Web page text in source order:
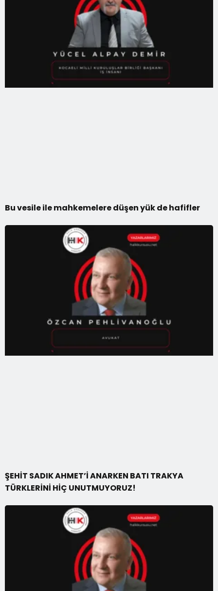
Bu vesile ile mahkemelere düşen yük de hafifler
ŞEHİT SADIK AHMET’İ ANARKEN BATI TRAKYA
TÜRKLERİNİ HİÇ UNUTMUYORUZ!